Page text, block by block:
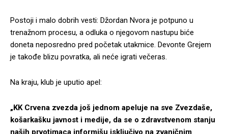
Postoji i malo dobrih vesti: Džordan Nvora je potpuno u
trenažnom procesu, a odluka o njegovom nastupu biće
doneta neposredno pred početak utakmice. Devonte Grejem
je takođe blizu povratka, ali neće igrati večeras.
Na kraju, klub je uputio apel:
„KK Crvena zvezda još jednom apeluje na sve Zvezdaše,
košarkašku javnost i medije, da se o zdravstvenom stanju
naših prvotimaca informišu isključivo na zvaničnim